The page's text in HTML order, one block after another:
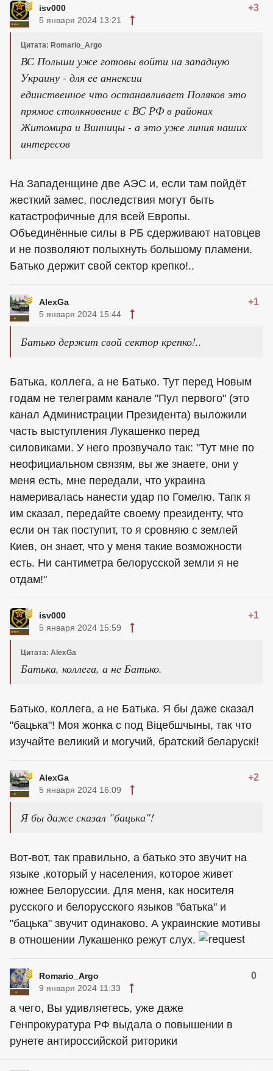
isv000 +3
5 января 2024 13:21
Цитата: Romario_Argo
ВС Польши уже готовы войти на западную
Украину - для ее аннексии
единственное что останавливает Поляков это
прямое столкновение с ВС РФ в районах
Житомира и Винницы - а это уже линия наших
интересов
На Западенщине две АЭС и, если там пойдёт
жесткий замес, последствия могут быть
катастрофичные для всей Европы.
Объединённые силы в РБ сдерживают натовцев
и не позволяют полыхнуть большому пламени.
Батько держит свой сектор крепко!..
AlexGa +1
5 января 2024 15:44
Батько держит свой сектор крепко!..
Батька, коллега, а не Батько. Тут перед Новым
годам не телеграмм канале "Пул первого" (это
канал Администрации Президента) выложили
часть выступления Лукашенко перед
силовиками. У него прозвучало так: "Тут мне по
неофициальном связям, вы же знаете, они у
меня есть, мне передали, что украина
намеривалась нанести удар по Гомелю. Тапк я
им сказал, передайте своему президенту, что
если он так поступит, то я сровняю с землей
Киев, он знает, что у меня такие возможности
есть. Ни сантиметра белорусской земли я не
отдам!"
isv000 +1
5 января 2024 15:59
Цитата: AlexGa
Батька, коллега, а не Батько.
Батько, коллега, а не Батька. Я бы даже сказал
"бацька"! Моя жонка с под Віцебшчыны, так что
изучайте великий и могучий, братский беларускі!
AlexGa +2
5 января 2024 16:09
Я бы даже сказал "бацька"!
Вот-вот, так правильно, а батько это звучит на
языке ,который у населения, которое живет
южнее Белоруссии. Для меня, как носителя
русского и белорусского языков "батька" и
"бацька" звучит одинаково. А украинские мотивы
в отношении Лукашенко режут слух.
Romario_Argo 0
9 января 2024 11:33
а чего, Вы удивляетесь, уже даже
Генпрокуратура РФ выдала о повышении в
рунете антироссийской риторики